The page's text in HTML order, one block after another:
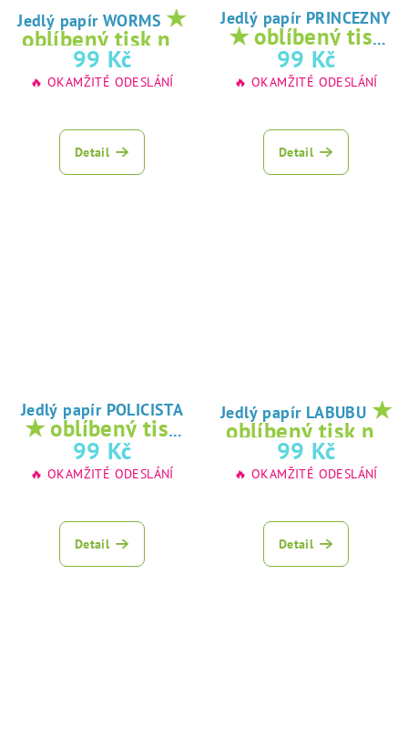
Jedlý papír WORMS ★
oblíbený tisk na
jedlý papír
99 Kč
🔥 OKAMŽITÉ ODESLÁNÍ
Detail
Jedlý papír PRINCEZNY
★ oblíbený tisk
na jedlý papír
99 Kč
🔥 OKAMŽITÉ ODESLÁNÍ
Detail
Jedlý papír POLICISTA
★ oblíbený tisk
na jedlý papír
99 Kč
🔥 OKAMŽITÉ ODESLÁNÍ
Detail
Jedlý papír LABUBU ★
oblíbený tisk na
jedlý papír
99 Kč
🔥 OKAMŽITÉ ODESLÁNÍ
Detail